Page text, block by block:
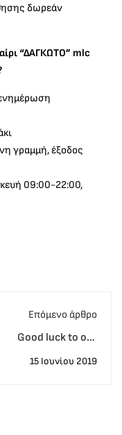
δωρεάν
“ΔΑΓΚΩΤΟ” mlc
γραμμή, έξοδος
09:00-22:00,
Eπόμενο άρθρο
Good luck to our
students????????
15 Ιουνίου 2019